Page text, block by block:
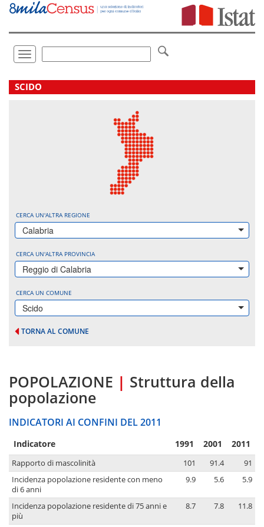
Vai
direttamente
Toggle
navigation
.
SCIDO
CERCA UN'ALTRA REGIONE
Calabria
CERCA UN'ALTRA PROVINCIA
Reggio di Calabria
CERCA UN COMUNE
Scido
TORNA AL COMUNE
POPOLAZIONE | Struttura della
popolazione
INDICATORI AI CONFINI DEL 2011
Indicatore 1991 2001 2011
Rapporto di mascolinità 101 91.4
91
Incidenza popolazione residente con meno
di 6 anni
9.9 5.6 5.9
Incidenza popolazione residente di 75 anni e
più
8.7 7.8 11.8